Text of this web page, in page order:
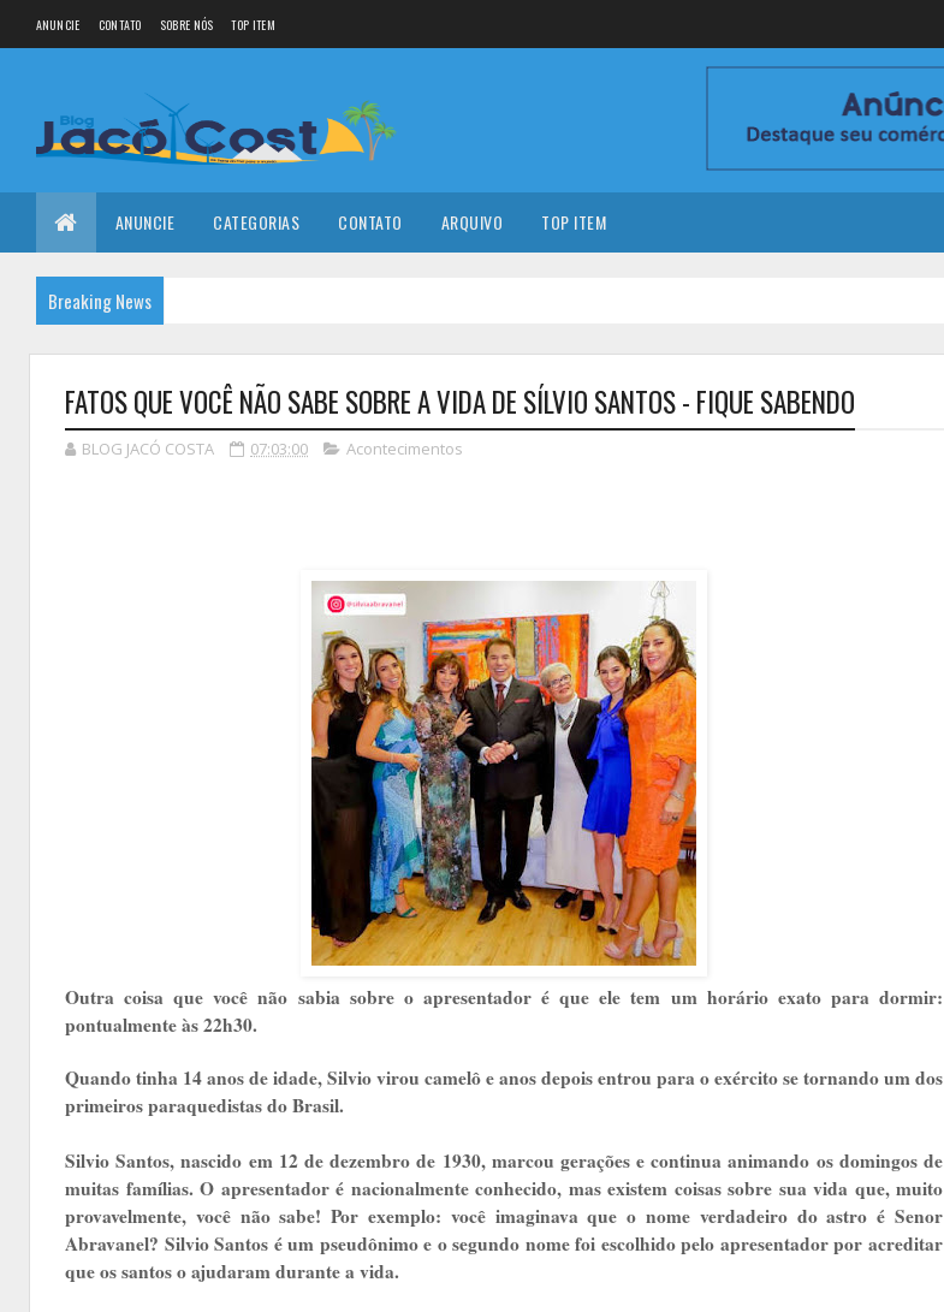
ANUNCIE CONTATO SOBRE NÓS TOP ITEM
ANUNCIE CATEGORIAS CONTATO ARQUIVO TOP ITEM
Breaking News
FATOS QUE VOCÊ NÃO SABE SOBRE A VIDA DE SÍLVIO SANTOS - FIQUE SABENDO
BLOG JACÓ COSTA 07:03:00 Acontecimentos
Outra coisa que você não sabia sobre o apresentador é que ele tem um horário exato para dormir:
pontualmente às 22h30.
Quando tinha 14 anos de idade, Silvio virou camelô e anos depois entrou para o exército se tornando um dos
primeiros paraquedistas do Brasil.
Silvio Santos, nascido em 12 de dezembro de 1930, marcou gerações e continua animando os domingos de
muitas famílias. O apresentador é nacionalmente conhecido, mas existem coisas sobre sua vida que, muito
provavelmente, você não sabe! Por exemplo: você imaginava que o nome verdadeiro do astro é Senor
Abravanel? Silvio Santos é um pseudônimo e o segundo nome foi escolhido pelo apresentador por acreditar
que os santos o ajudaram durante a vida.